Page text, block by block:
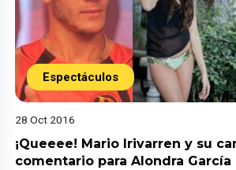
Espectáculos
28 Oct 2016
¡Queeee! Mario Irivarren y su
comentario para Alondra García